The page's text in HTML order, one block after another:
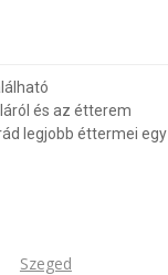
és az étterem
legjobb éttermei egy
Szeged